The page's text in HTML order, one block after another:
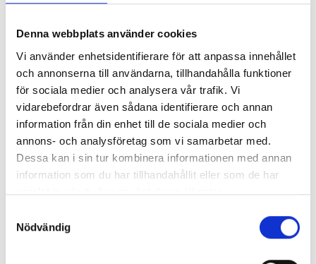
Denna webbplats använder cookies
Vi använder enhetsidentifierare för att anpassa innehållet
och annonserna till användarna, tillhandahålla funktioner
för sociala medier och analysera vår trafik. Vi
vidarebefordrar även sådana identifierare och annan
information från din enhet till de sociala medier och
annons- och analysföretag som vi samarbetar med.
Dessa kan i sin tur kombinera informationen med annan
information som du har tillhandahållit eller som de har
samlat in när du har använt deras tjänster.
Nödvändig
www.instagram.com/anna.ahlund– Anna Ahlunds
www.rfsu.se – Information om sex och relationer
www.rfsl.se– Information med fokus på homo-, bi-, trans-
och queer-frågor
www.umo.se– Information om sex, hälsa och relationer
från ungdomsmottagningarna
www.tjejjouren.se– För dig som ser dig som tjej och
behöver någon att prata med
www.killfragor.se – Chatt för dig som ser dig som kille och
– Information om allt som har
med trans att göra
Våga längta 4 - Min tur
nu
Våga längta -
lärarhandledningen